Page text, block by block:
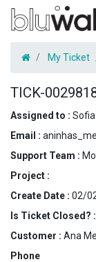
My Ticket
TICK-
Assigned to :
Email :
Support Team :
Project :
Create Date : 02/
Is Ticket Closed? :
Customer : Ana
Phone